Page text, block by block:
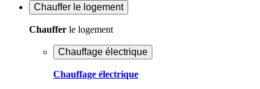
Chauffer le logement
Chauffer le logement
Chauffage électrique
Chauffage électrique